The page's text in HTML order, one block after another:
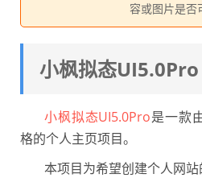
容或图片是否
小枫拟态UI5.0Pro
小枫拟态UI5.0Pro是一款
格的个人主页项目。
本项目为希望创建个人网